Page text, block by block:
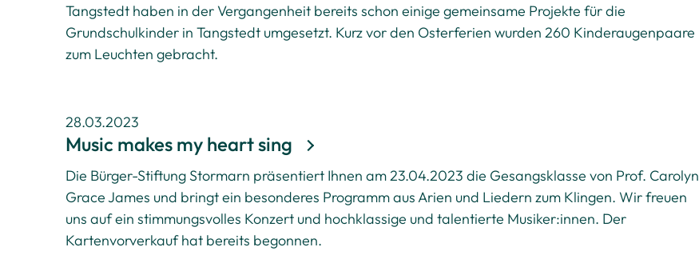
Tangstedt haben in der Vergangenheit bereits schon einige gemeinsame Projekte für die
Grundschulkinder in Tangstedt umgesetzt. Kurz vor den Osterferien wurden 260 Kinderaugenpaare
zum Leuchten gebracht.
28.03.2023
Music makes my heart sing
Die Bürger-Stiftung Stormarn präsentiert Ihnen am 23.04.2023 die Gesangsklasse von Prof. Carolyn
Grace James und bringt ein besonderes Programm aus Arien und Liedern zum Klingen. Wir freuen
uns auf ein stimmungsvolles Konzert und hochklassige und talentierte Musiker:innen. Der
Kartenvorverkauf hat bereits begonnen.